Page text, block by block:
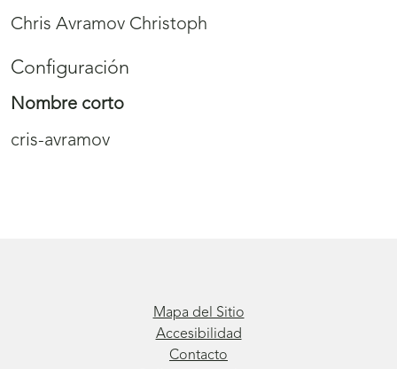
Chris Avramov Christoph
Configuración
Nombre corto
cris-avramov
Mapa del Sitio
Accesibilidad
Contacto